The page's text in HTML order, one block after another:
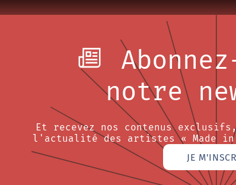
notre
Et recevez nos contenus
l'actualité des artistes « Made
JE